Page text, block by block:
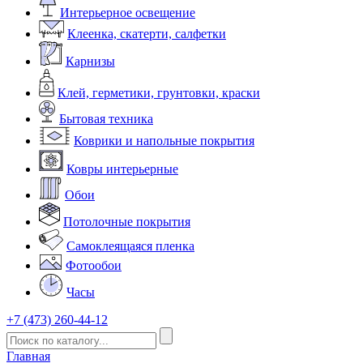
Интерьерное освещение
Клеенка, скатерти, салфетки
Карнизы
Клей, герметики, грунтовки, краски
Бытовая техника
Коврики и напольные покрытия
Ковры интерьерные
Обои
Потолочные покрытия
Самоклеящаяся пленка
Фотообои
Часы
+7 (473) 260-44-12
Главная